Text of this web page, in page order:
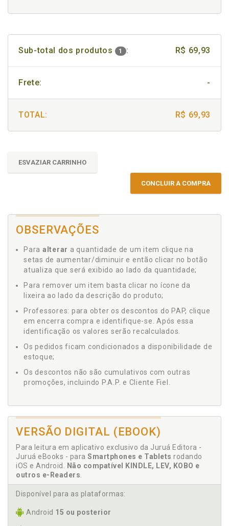
Sub-total dos produtos 1 : R$ 69,93
Frete: -
TOTAL: R$ 69,93
ESVAZIAR CARRINHO
CONCLUIR A COMPRA
OBSERVAÇÕES
Para alterar a quantidade de um item clique na
setas de aumentar/diminuir e então clicar no botão
atualiza que será exibido ao lado da quantidade;
Para remover um item basta clicar no ícone da
lixeira ao lado da descrição do produto;
Professores: para obter os descontos do PAP, clique
em encerra compra e identifique-se. Após essa
identificação os valores serão recalculados.
Os pedidos ficam condicionados a disponibilidade de
estoque;
Os descontos não são cumulativos com outras
promoções, incluindo P.A.P. e Cliente Fiel.
VERSÃO DIGITAL (EBOOK)
Para leitura em aplicativo exclusivo da Juruá Editora -
Juruá eBooks - para Smartphones e Tablets rodando
iOS e Android.
Não compatível KINDLE, LEV, KOBO e
outros e-Readers
Disponível para as plataformas:
Android 15 ou posterior